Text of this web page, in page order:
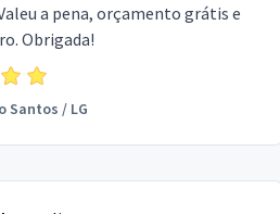
a pena, orçamento grátis e
Obrigada!
Santos / LG